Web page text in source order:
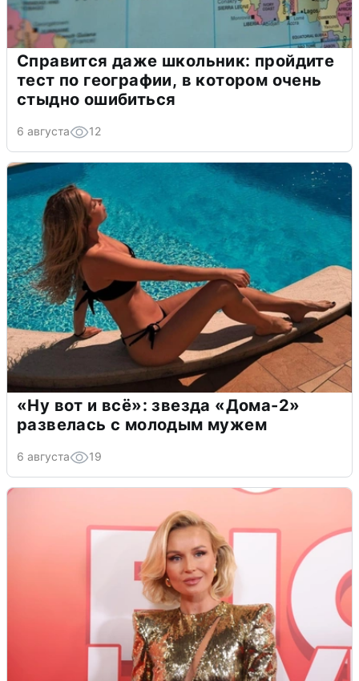
Справится даже школьник: пройдите
тест по географии, в котором очень
стыдно ошибиться
6 августа 12
«Ну вот и всё»: звезда «Дома-2»
развелась с молодым мужем
6 августа 19